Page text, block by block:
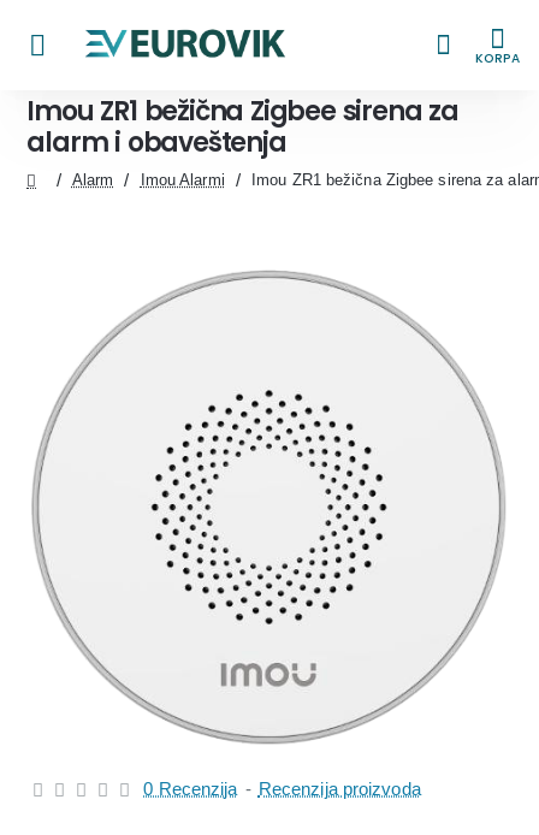
KORPA
Imou ZR1 bežična Zigbee sirena za
alarm i obaveštenja
Alarm Imou Alarmi Imou ZR1 bežična Zigbee sirena za
0 Recenzija - Recenzija proizvoda